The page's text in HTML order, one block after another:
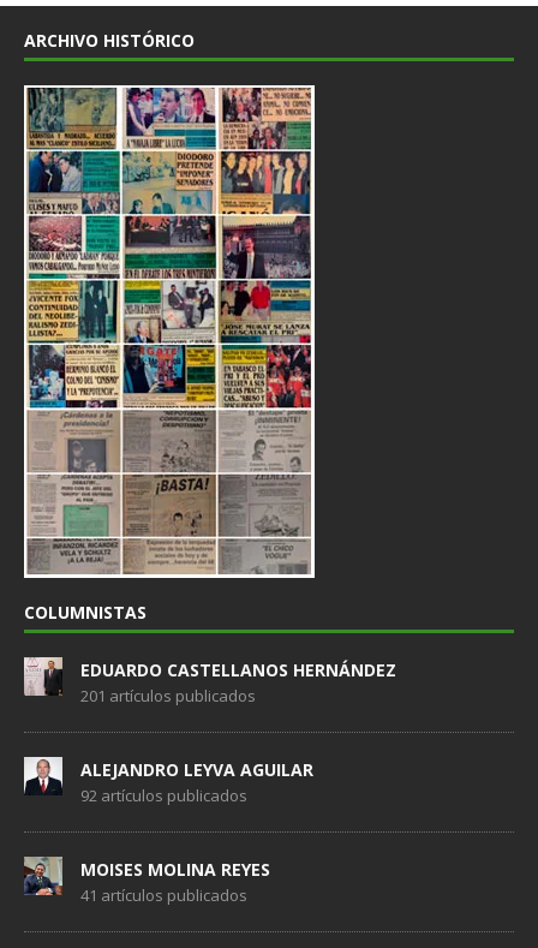
ARCHIVO HISTÓRICO
COLUMNISTAS
EDUARDO CASTELLANOS HERNÁNDEZ
201 artículos publicados
ALEJANDRO LEYVA AGUILAR
92 artículos publicados
MOISES MOLINA REYES
41 artículos publicados